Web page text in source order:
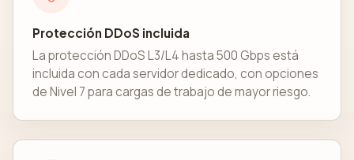
Protección DDoS incluida
La protección DDoS L3/L4 hasta 500 Gbps está
incluida con cada servidor dedicado, con opciones
de Nivel 7 para cargas de trabajo de mayor riesgo.